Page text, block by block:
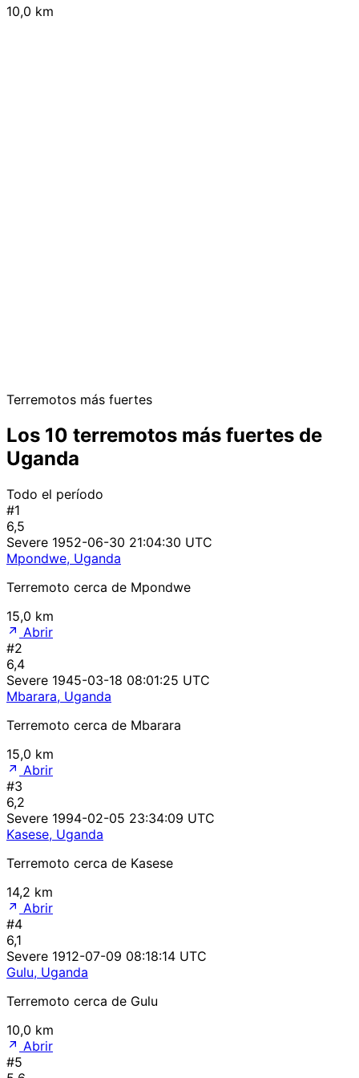
10,0 km
Terremotos más fuertes
Los 10 terremotos más fuertes de
Uganda
Todo el período
#1
6,5
Severe 1952-06-30 21:04:30 UTC
Mpondwe, Uganda
Terremoto cerca de Mpondwe
15,0 km
Abrir
#2
6,4
Severe 1945-03-18 08:01:25 UTC
Mbarara, Uganda
Terremoto cerca de Mbarara
15,0 km
Abrir
#3
6,2
Severe 1994-02-05 23:34:09 UTC
Kasese, Uganda
Terremoto cerca de Kasese
14,2 km
Abrir
#4
6,1
Severe 1912-07-09 08:18:14 UTC
Gulu, Uganda
Terremoto cerca de Gulu
10,0 km
Abrir
#5